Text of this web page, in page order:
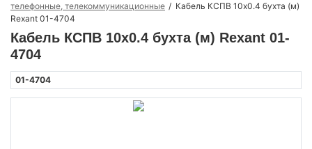
телефонные, телекоммуникационные
Кабель КСПВ 10х0.4 бухта (м)
Rexant 01-4704
Кабель КСПВ 10х0.4 бухта (м) Rexant 01-
4704
01-4704